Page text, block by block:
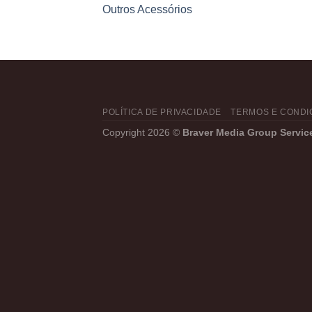
Outros Acessórios
POLÍTICA DE PRIVACIDADE TERMOS E
Copyright 2026 © Braver Media Group